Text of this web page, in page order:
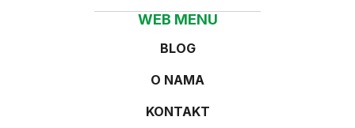
WEB MENU
BLOG
O NAMA
KONTAKT